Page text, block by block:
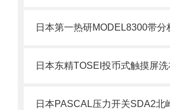
日本PASCAL压力开关SDA2北